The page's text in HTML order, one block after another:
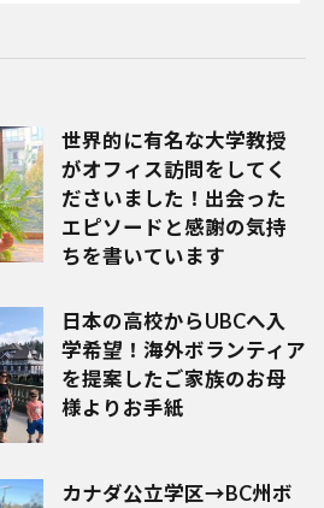
世界的に有名な大学教授
がオフィス訪問をしてく
ださいました！出会った
エピソードと感謝の気持
ちを書いています
日本の高校からUBCへ入
学希望！海外ボランティア
を提案したご家族のお母
様よりお手紙
カナダ公立学区→BC州ボ